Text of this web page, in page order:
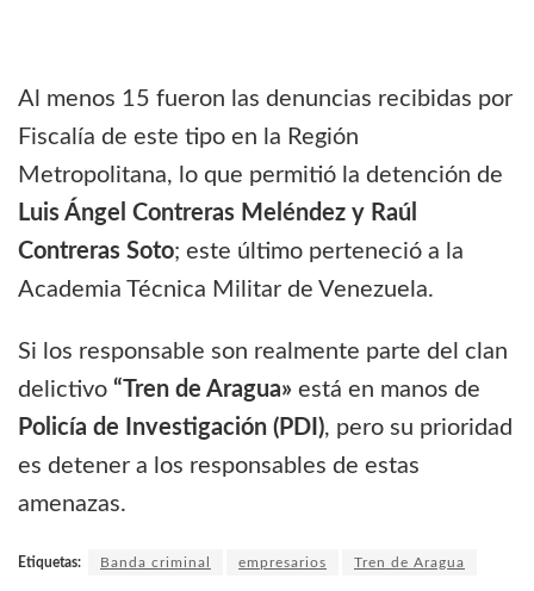
Al menos 15 fueron las denuncias recibidas por
Fiscalía de este tipo en la Región
Metropolitana, lo que permitió la detención de
Luis Ángel Contreras Meléndez y Raúl
Contreras Soto; este último perteneció a la
Academia Técnica Militar de Venezuela.
Si los responsable son realmente parte del clan
delictivo “Tren de Aragua» está en manos de
Policía de Investigación (PDI), pero su prioridad
es detener a los responsables de estas
amenazas.
Etiquetas: Banda criminal empresarios Tren de Aragua